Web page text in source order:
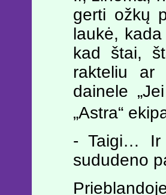
gerti ožkų
laukė,
kad štai,
rakteliu ar
dainele
„Astra“
- Taigi… Ir
sududeno